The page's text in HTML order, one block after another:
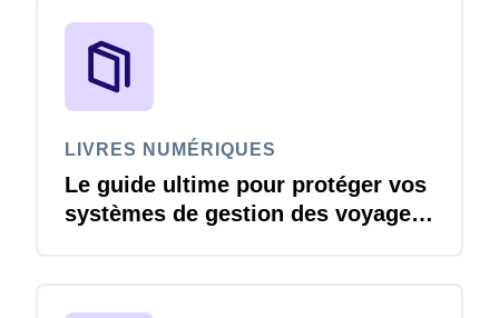
LIVRES NUMÉRIQUES
Le guide ultime pour protéger vos
systèmes de gestion des voyages